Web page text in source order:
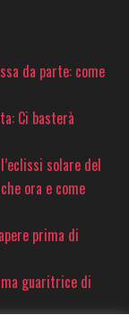
da parte: come
Ci basterà
solare del
ora e come
prima di
guaritrice di